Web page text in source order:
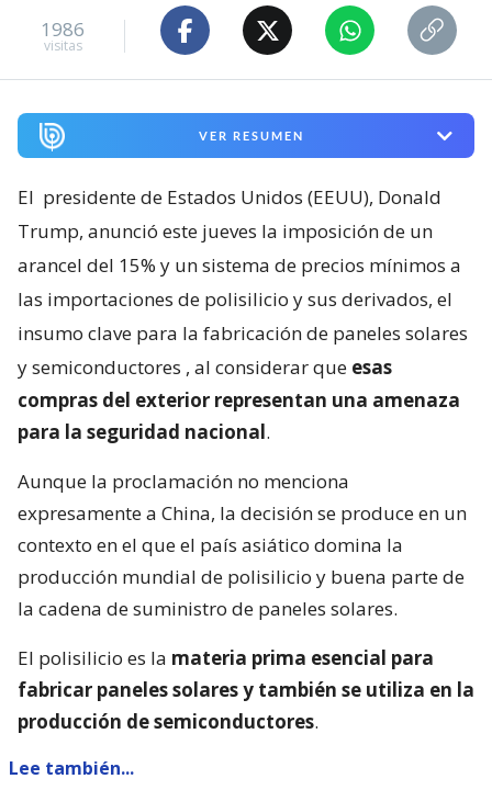
1986
visitas
VER RESUMEN
El presidente de Estados Unidos (EEUU), Donald
Trump, anunció este jueves la imposición de un
arancel del 15% y un sistema de precios mínimos a
las importaciones de polisilicio y sus derivados, el
insumo clave para la fabricación de paneles solares
y semiconductores , al considerar que esas
compras del exterior representan una amenaza
para la seguridad nacional.
Aunque la proclamación no menciona
expresamente a China, la decisión se produce en un
contexto en el que el país asiático domina la
producción mundial de polisilicio y buena parte de
la cadena de suministro de paneles solares.
El polisilicio es la materia prima esencial para
fabricar paneles solares y también se utiliza en la
producción de semiconductores.
Lee también...